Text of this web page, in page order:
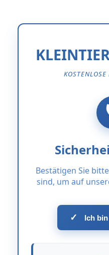
Bestätigen Sie
sind, um auf
✓ Ich